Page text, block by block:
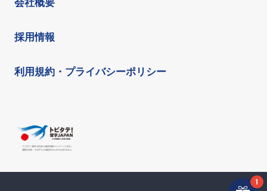
会社概要
採用情報
利用規約・プライバシーポリシー